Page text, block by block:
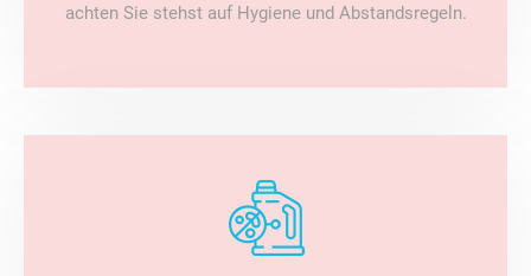
achten Sie stehst auf Hygiene und Abstandsregeln.